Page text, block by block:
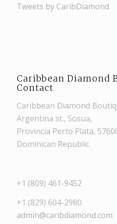
Tweets by CaribDiamond
Caribbean Diamond
Contact
Caribbean Diamond
Argentina st., Sosua,
Provincia Perto Plata,
Dominican Republic.
+1 (809) 461-9452
+1 (829) 604-2980
admin@caribdiamond.com